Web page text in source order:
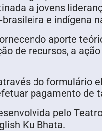
a jovens
e indígena
aporte
de recursos, a
do formulário
pagamento de
pelo
Ku Bhata.